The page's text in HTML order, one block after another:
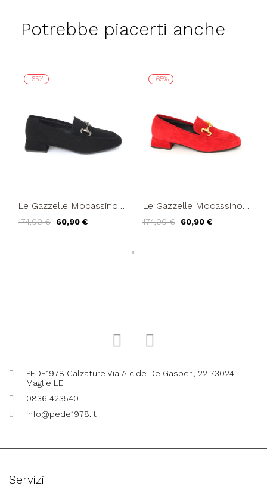
Potrebbe piacerti anche
-65%
Le Gazzelle Mocassino
Chromo Nero
174,00 € 60,90 €
-65%
Le Gazzelle Mocassino
Oro Rosso
174,00 € 60,90 €
PEDE1978 Calzature Via Alcide De Gasperi, 22 73024
Maglie LE
0836 423540
info@pede1978.it
Servizi